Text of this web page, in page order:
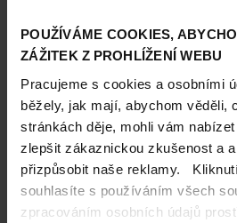
POUŽÍVÁME COOKIES,
ZÁŽITEK Z PROHLÍŽENÍ WEBU
Pracujeme s cookies a osobními
běžely, jak mají, abychom věděli,
stránkách děje, mohli vám
zlepšit zákaznickou zkušenost a
přizpůsobit naše reklamy.
souhlasíte s používáním všech
zpracováním osobních údajů
Aby vám pocit svěžesti a dobré
tělovým krémem, ideálně s
Skvělá je například kombinace
Pak se můžete vrhnout na
manikúru."Napřed důkladně
zatlačte kůžičky kolem nich.